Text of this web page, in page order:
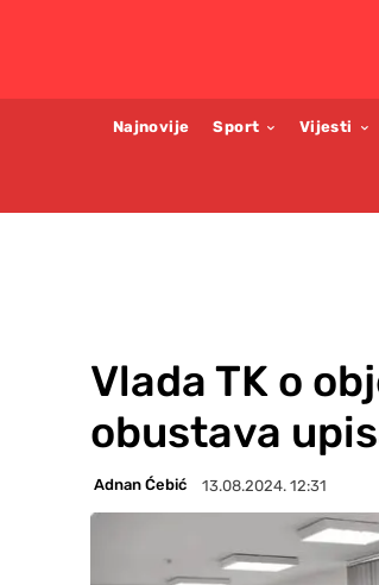
Najnovije Sport Vijesti
Vlada TK o
obustava
Adnan Ćebić 13.08.2024. 12:31